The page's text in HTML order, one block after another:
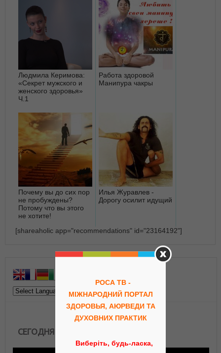
Людмила Керимова:
«Секрет мужского и
женского здоровья»
Ч.1
Работа здоровой
Манипура чакры
Почему вы до сих пор
не пробуждены?
Потому что вы этого
не хотите!
Илья Журавлев -
Дорогу осилит идущий
[shareaholic app="recommendations" id="23164192"]
СЕГОДНЯ В ЭФИРЕ
РОСА ТВ -
МІЖНАРОДНИЙ ПОРТАЛ
ЗДОРОВЬЯ, АЮРВЕДИ ТА
ДУХОВНИХ ПРАКТИК
Виберіть, будь-ласка,